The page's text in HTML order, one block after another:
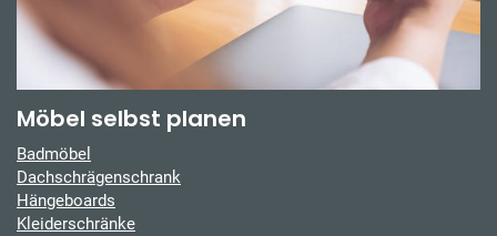
Möbel selbst planen
Badmöbel
Dachschrägenschrank
Hängeboards
Kleiderschränke